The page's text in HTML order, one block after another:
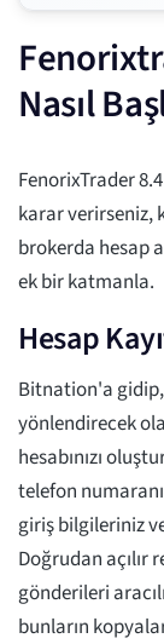
Nasıl
FenorixTrader
karar verirseniz,
brokerda hesap
ek bir katmanla.
Hesap
Bitnation'a
yönlendirecek
hesabınızı
telefon
giriş bilgileriniz
Doğrudan açılır
gönderileri
bunların